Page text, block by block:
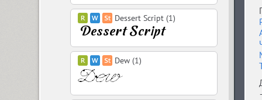
Dessert Script (1)
Dew (1)